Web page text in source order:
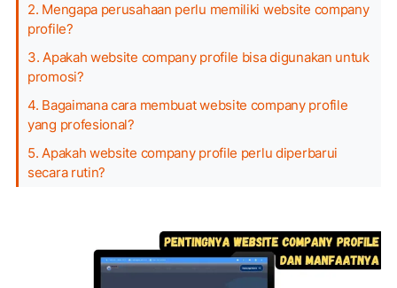
2. Mengapa perusahaan perlu memiliki website company
profile?
3. Apakah website company profile bisa digunakan untuk
promosi?
4. Bagaimana cara membuat website company profile
yang profesional?
5. Apakah website company profile perlu diperbarui
secara rutin?